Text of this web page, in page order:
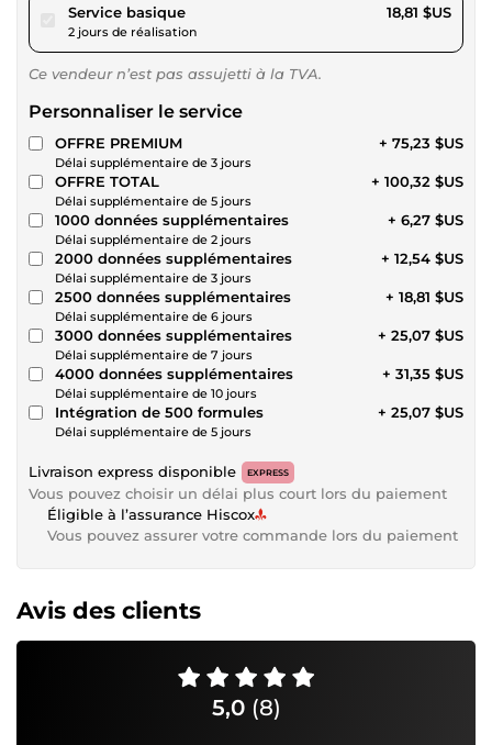
Service basiquepour 17,34 $US
2 jours de réalisation
18,81 $US
Ce vendeur n’est pas assujetti à la TVA.
Personnaliser le service
OFFRE PREMIUM
Délai supplémentaire de 3 jours
+ 75,23 $US
OFFRE TOTAL
Délai supplémentaire de 5 jours
+ 100,32 $US
1000 données supplémentaires
Délai supplémentaire de 2 jours
+ 6,27 $US
2000 données supplémentaires
Délai supplémentaire de 3 jours
+ 12,54 $US
2500 données supplémentaires
Délai supplémentaire de 6 jours
+ 18,81 $US
3000 données supplémentaires
Délai supplémentaire de 7 jours
+ 25,07 $US
4000 données supplémentaires
Délai supplémentaire de 10 jours
+ 31,35 $US
Intégration de 500 formules
Délai supplémentaire de 5 jours
+ 25,07 $US
Livraison express disponible EXPRESS
Vous pouvez choisir un délai plus court lors du paiement
Éligible à l’assurance Hiscox
Vous pouvez assurer votre commande lors du paiement
Avis des clients
5,0 (8)